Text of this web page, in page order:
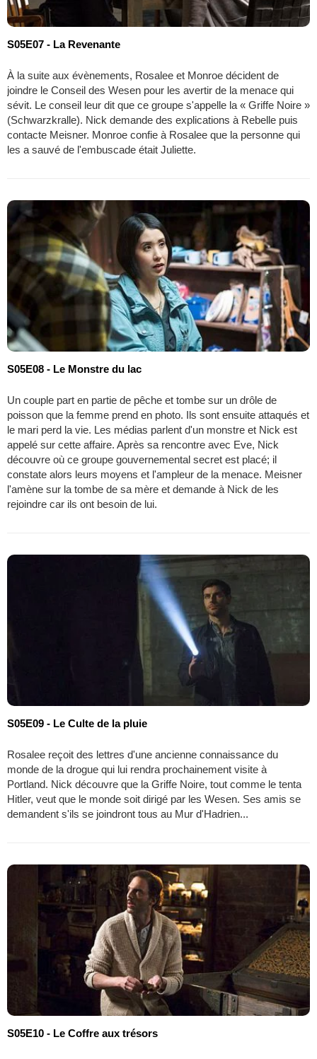
S05E07 - La Revenante
À la suite aux évènements, Rosalee et Monroe décident de
joindre le Conseil des Wesen pour les avertir de la menace qui
sévit. Le conseil leur dit que ce groupe s'appelle la « Griffe Noire »
(Schwarzkralle). Nick demande des explications à Rebelle puis
contacte Meisner. Monroe confie à Rosalee que la personne qui
les a sauvé de l'embuscade était Juliette.
S05E08 - Le Monstre du lac
Un couple part en partie de pêche et tombe sur un drôle de
poisson que la femme prend en photo. Ils sont ensuite attaqués et
le mari perd la vie. Les médias parlent d'un monstre et Nick est
appelé sur cette affaire. Après sa rencontre avec Eve, Nick
découvre où ce groupe gouvernemental secret est placé; il
constate alors leurs moyens et l'ampleur de la menace. Meisner
l'amène sur la tombe de sa mère et demande à Nick de les
rejoindre car ils ont besoin de lui.
S05E09 - Le Culte de la pluie
Rosalee reçoit des lettres d'une ancienne connaissance du
monde de la drogue qui lui rendra prochainement visite à
Portland. Nick découvre que la Griffe Noire, tout comme le tenta
Hitler, veut que le monde soit dirigé par les Wesen. Ses amis se
demandent s'ils se joindront tous au Mur d'Hadrien...
S05E10 - Le Coffre aux trésors